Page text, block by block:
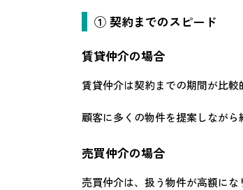
① 契約までのスピード
賃貸仲介の場合
賃貸仲介は契約までの期間が比較
顧客に多くの物件を提案しながら
売買仲介の場合
売買仲介は、扱う物件が高額にな